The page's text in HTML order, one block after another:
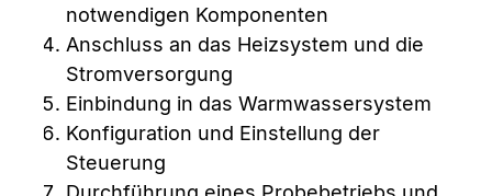
notwendigen Komponenten
Anschluss an das Heizsystem und die
Stromversorgung
Einbindung in das Warmwassersystem
Konfiguration und Einstellung der
Steuerung